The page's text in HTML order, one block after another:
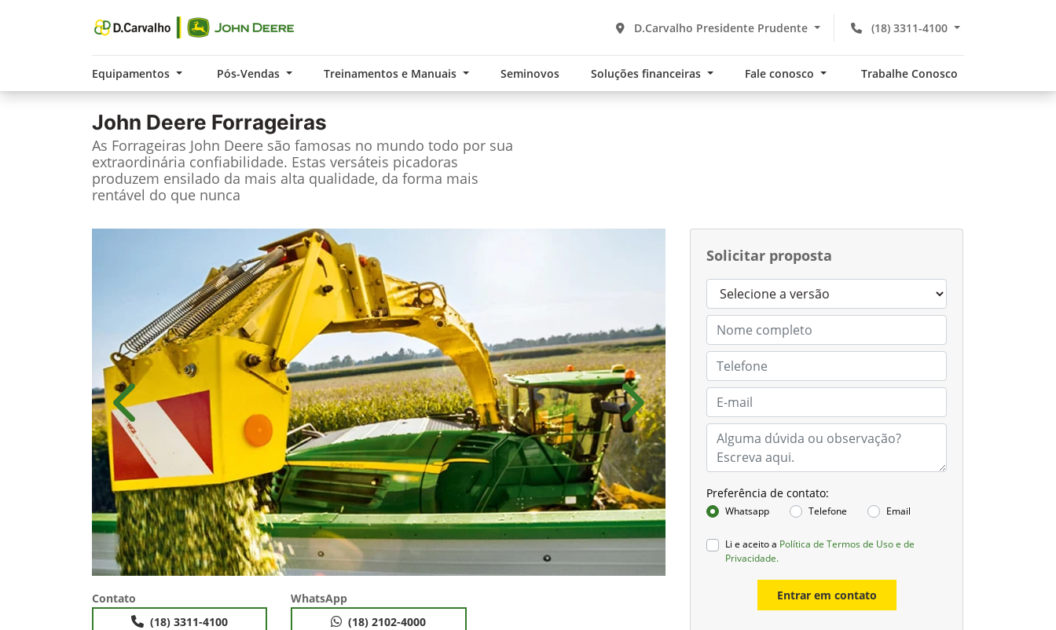
(18) 3311-4100
D.Carvalho Presidente Prudente
Equipamentos Pós-Vendas Treinamentos e Manuais Seminovos Soluções financeiras Fale conosco Trabalhe Conosco
John Deere Forrageiras
As Forrageiras John Deere são famosas no mundo todo por sua
extraordinária confiabilidade. Estas versáteis picadoras
produzem ensilado da mais alta qualidade, da forma mais
rentável do que nunca
Solicitar proposta
Preferência de contato:
Whatsapp Telefone Email
Li e aceito a Política de Termos de Uso e de
Privacidade.
Entrar em contato
Anterior Próximo
Contato
(18) 3311-4100
WhatsApp
(18) 2102-4000